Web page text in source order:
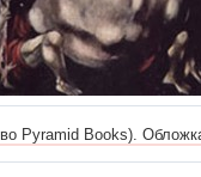
Pyramid Books).